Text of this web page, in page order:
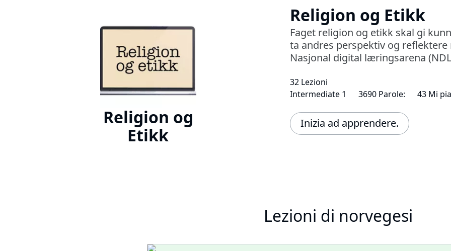
Religion og
Etikk
Religion og Etikk
Faget religion og etikk skal gi
ta andres perspektiv og
Nasjonal digital læringsarena
32 Lezioni
Intermediate 1
3690 Parole: 43 Mi
Inizia ad apprendere.
Lezioni di norvegesi